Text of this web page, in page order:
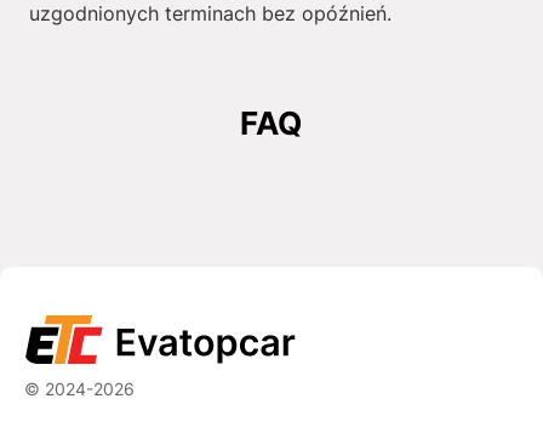
uzgodnionych terminach bez opóźnień.
FAQ
© 2024-2026